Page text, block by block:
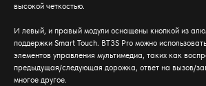
высокой четкостью.
И левый, и правый модули оснащены кнопкой из
поддержки Smart Touch. BT3S Pro можно
элементов управления мультимедиа, таких как
предыдущая/следующая дорожка, ответ на вызов/
многое другое.